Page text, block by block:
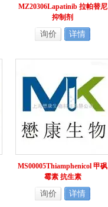
MZ20306Lapatinib 拉帕替尼
抑制剂
询价 详情
MS00005Thiamphenicol 甲砜
霉素 抗生素
询价 详情